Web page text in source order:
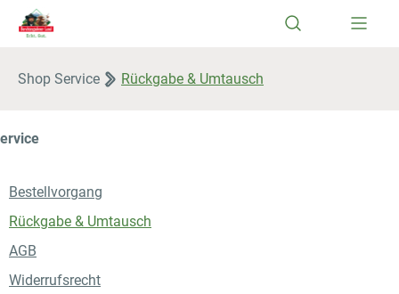
Zum Hauptinhalt springen
Shop Service Rückgabe & Umtausch
Bestellvorgang
Rückgabe & Umtausch
AGB
Widerrufsrecht